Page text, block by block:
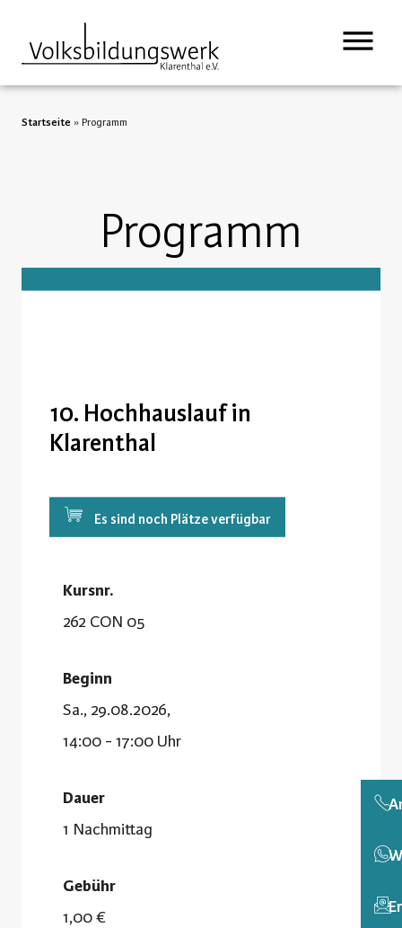
Startseite » Programm
Programm
10. Hochhauslauf in
Klarenthal
Es sind noch Plätze verfügbar
Kursnr.
262 CON 05
Beginn
Sa., 29.08.2026,
14:00 - 17:00 Uhr
Dauer
1 Nachmittag
Gebühr
1,00 €